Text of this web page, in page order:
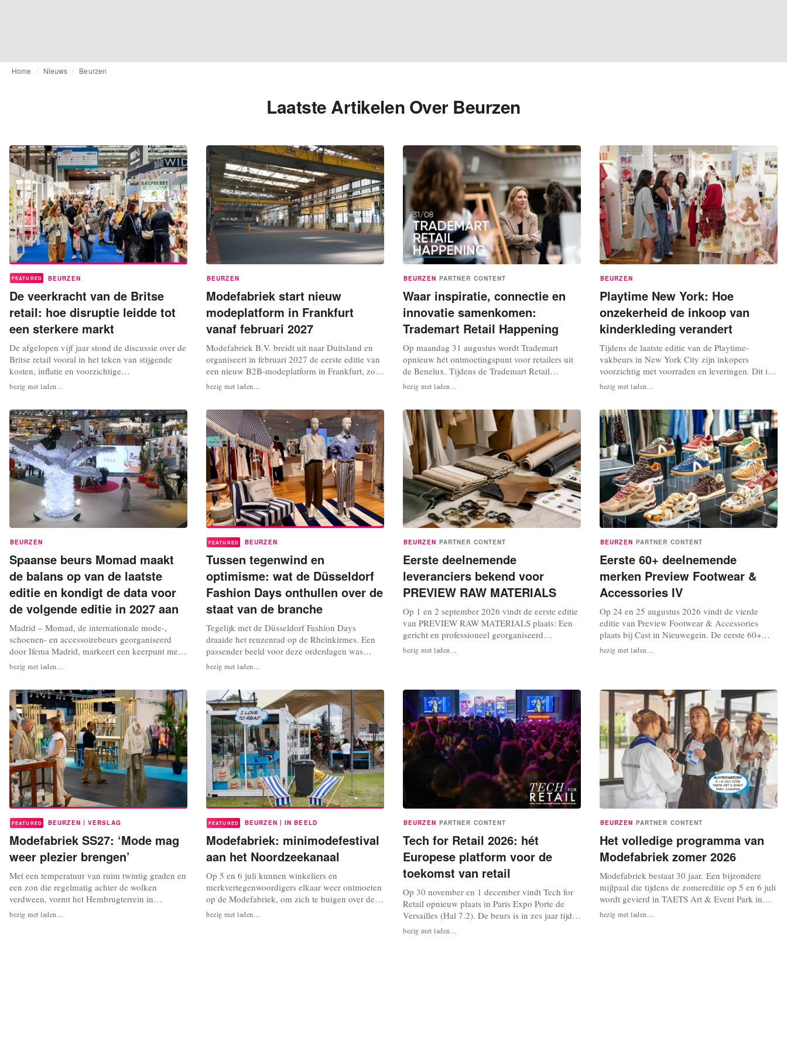
Home Nieuws Beurzen
Laatste Artikelen Over Beurzen
FEATURED BEURZEN
De veerkracht van de Britse
retail: hoe disruptie leidde tot
een sterkere markt
De afgelopen vijf jaar stond de discussie over de
Britse retail vooral in het teken van stijgende
kosten, inflatie en voorzichtige
consumentenuitgaven. Ondanks dit uitdagende
beeld hebben veel retailers zich in stilte
meer gericht op differentiatie. Retailers
investeren in onderscheidende merken,...
bezig met laden...
BEURZEN
Modefabriek start nieuw
modeplatform in Frankfurt
vanaf februari 2027
Modefabriek B.V. breidt uit naar Duitsland en
organiseert in februari 2027 de eerste editie van
een nieuw B2B-modeplatform in Frankfurt, zo
blijkt uit het persbericht. Het initiatief krijgt een
eigen naam en identiteit en is volgens de
editie van de bestaande Modefabriek-beurs. Het
evenement vindt...
bezig met laden...
BEURZEN PARTNER CONTENT
Waar inspiratie, connectie en
innovatie samenkomen:
Trademart Retail Happening
Op maandag 31 augustus wordt Trademart
opnieuw hét ontmoetingspunt voor retailers uit
de Benelux. Tijdens de Trademart Retail
Happening komen ondernemers, merken en
experts samen voor een dag vol inspiratie,
Dit jaar staat ook de lancering van het
najaarsnummer van het Curated by Trademart-
magazine...
bezig met laden...
BEURZEN
Playtime New York: Hoe
onzekerheid de inkoop van
kinderkleding verandert
Tijdens de laatste editie van de Playtime-
vakbeurs in New York City zijn inkopers
voorzichtig met voorraden en leveringen. Dit is
een trend die zichtbaar is in verschillende
sectoren van de kledingindustrie, die momenteel
van de Amerikaanse importheffingen. “Inkopers
hebben momenteel weinig zicht op...
bezig met laden...
BEURZEN
Spaanse beurs Momad maakt
de balans op van de laatste
editie en kondigt de data voor
de volgende editie in 2027 aan
Madrid – Momad, de internationale mode-,
schoenen- en accessoirebeurs georganiseerd
door Ifema Madrid, markeert een keerpunt met
haar laatste editie van 23 tot 25 juli. De
organisatie maakt nu de balans op van deze drie
editie werd gelanceerd, wordt als geslaagd
beschouwd. Dit is niet alleen te...
bezig met laden...
FEATURED BEURZEN
Tussen tegenwind en
optimisme: wat de Düsseldorf
Fashion Days onthullen over de
staat van de branche
Tegelijk met de Düsseldorf Fashion Days
draaide het reuzenrad op de Rheinkirmes. Een
passender beeld voor deze orderdagen was
nauwelijks denkbaar: het ene moment een steile
klim, het volgende een daling. Wie zich eraan
echter elke beweging probeert te controleren,
voelt al snel een wee gevoel in de...
bezig met laden...
BEURZEN PARTNER CONTENT
Eerste deelnemende
leveranciers bekend voor
PREVIEW RAW MATERIALS
Op 1 en 2 september 2026 vindt de eerste editie
van PREVIEW RAW MATERIALS plaats: Een
gericht en professioneel georganiseerd
beursconcept voor materiaalleveranciers in de
mode-, schoenen- en meubelindustrie. Tijdens
designprofessionals samen op één centrale...
bezig met laden...
BEURZEN PARTNER CONTENT
Eerste 60+ deelnemende
merken Preview Footwear &
Accessories IV
Op 24 en 25 augustus 2026 vindt de vierde
editie van Preview Footwear & Accessories
plaats bij Cast in Nieuwegein. De eerste 60+
merken hebben zich inmiddels aangemeld. De
organisatie is trots dat ook deze editie weer
Preview Footwear & Accessories en...
bezig met laden...
FEATURED BEURZEN | VERSLAG
Modefabriek SS27: ‘Mode mag
weer plezier brengen’
Met een temperatuur van ruim twintig graden en
een zon die regelmatig achter de wolken
verdween, vormt het Hembrugterrein in
Zaandam zondag en maandag het decor van
Modefabriek. De vakbeurs viert dit jaar
bezig met laden...
FEATURED BEURZEN | IN BEELD
Modefabriek: minimodefestival
aan het Noordzeekanaal
Op 5 en 6 juli kunnen winkeliers en
merkvertegenwoordigers elkaar weer ontmoeten
op de Modefabriek, om zich te buigen over de
zomercollecties voor 2027. FashionUnited
brengt de sfeer in beeld op het beursterrein, het
bezig met laden...
BEURZEN PARTNER CONTENT
Tech for Retail 2026: hét
Europese platform voor de
toekomst van retail
Op 30 november en 1 december vindt Tech for
Retail opnieuw plaats in Paris Expo Porte de
Versailles (Hal 7.2). De beurs is in zes jaar tijd
uitgegroeid tot een van de belangrijkste
ontmoetingsplaatsen voor de Europese
bezig met laden...
BEURZEN PARTNER CONTENT
Het volledige programma van
Modefabriek zomer 2026
Modefabriek bestaat 30 jaar. Een bijzondere
mijlpaal die tijdens de zomereditie op 5 en 6 juli
wordt gevierd in TAETS Art & Event Park in
Zaandam. Al drie decennia lang brengt de beurs
retailers, merken en modeprofessionals samen
bezig met laden...